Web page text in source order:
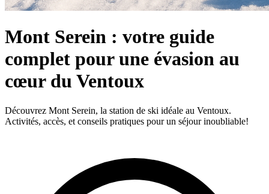
Mont Serein : votre guide
complet pour une évasion au
cœur du Ventoux
Découvrez Mont Serein, la station de ski idéale au Ventoux.
Activités, accès, et conseils pratiques pour un séjour inoubliable!